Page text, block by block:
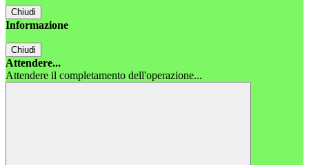
Chiudi
Informazione
Chiudi
Attendere...
Attendere il completamento dell'operazione...